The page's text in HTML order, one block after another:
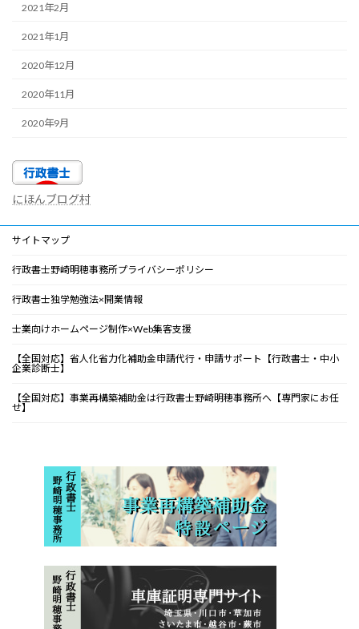
2021年2月
2021年1月
2020年12月
2020年11月
2020年9月
にほんブログ村
サイトマップ
行政書士野崎明穂事務所プライバシーポリシー
行政書士独学勉強法×開業情報
士業向けホームページ制作×Web集客支援
【全国対応】省人化省力化補助金申請代行・申請サポート【行政書士・中小
企業診断士】
【全国対応】事業再構築補助金は行政書士野崎明穂事務所へ【専門家にお任
せ】